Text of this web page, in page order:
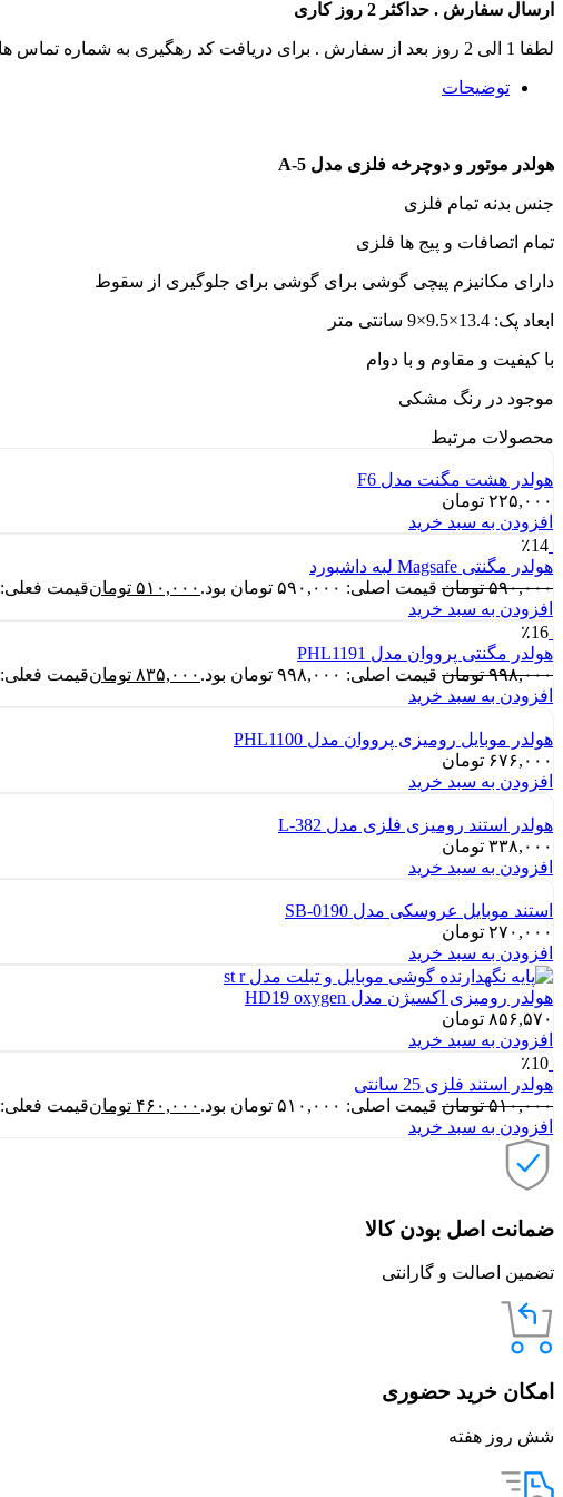
ارسال سفارش . حداکثر 2 روز کاری
لطفا 1 الی 2 روز بعد از سفارش . برای دریافت کد رهگیری به شماره تماس های سایت زنگ بزنید .
توضیحات
هولدر موتور و دوچرخه فلزی مدل A-5
جنس بدنه تمام فلزی
تمام اتصافات و پیج ها فلزی
دارای مکانیزم پیچی گوشی برای گوشی برای جلوگیری از سقوط
ابعاد پک: 13.4×9.5×9 سانتی متر
با کیفیت و مقاوم و با دوام
موجود در رنگ مشکی
محصولات مرتبط
هولدر هشت مگنت مدل F6
۲۲۵,۰۰۰ تومان
افزودن به سبد خرید
٪14
هولدر مگنتی Magsafe لبه داشبورد
۵۹۰,۰۰۰ تومان قیمت اصلی: ۵۹۰,۰۰۰ تومان بود. ۵۱۰,۰۰۰ تومانقیمت فعلی: ۵۱۰,۰۰۰ تومان.
افزودن به سبد خرید
٪16
هولدر مگنتی پرووان مدل PHL1191
۹۹۸,۰۰۰ تومان قیمت اصلی: ۹۹۸,۰۰۰ تومان بود. ۸۳۵,۰۰۰ تومانقیمت فعلی: ۸۳۵,۰۰۰ تومان.
افزودن به سبد خرید
هولدر موبایل رومیزی پرووان مدل PHL1100
۶۷۶,۰۰۰ تومان
افزودن به سبد خرید
هولدر استند رومیزی فلزی مدل L-382
۳۳۸,۰۰۰ تومان
افزودن به سبد خرید
استند موبایل عروسکی مدل SB-0190
۲۷۰,۰۰۰ تومان
افزودن به سبد خرید
هولدر رومیزی اکسیژن مدل HD19 oxygen
۸۵۶,۵۷۰ تومان
افزودن به سبد خرید
٪10
هولدر استند فلزی 25 سانتی
۵۱۰,۰۰۰ تومان قیمت اصلی: ۵۱۰,۰۰۰ تومان بود. ۴۶۰,۰۰۰ تومانقیمت فعلی: ۴۶۰,۰۰۰ تومان.
افزودن به سبد خرید
ضمانت اصل بودن کالا
تضمین اصالت و گارانتی
امکان خرید حضوری
شش روز هفته